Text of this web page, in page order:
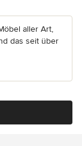
aller Art,
das seit über